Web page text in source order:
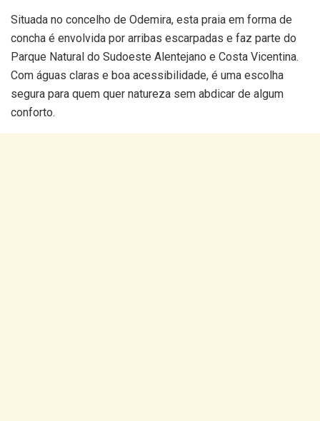
Situada no concelho de Odemira, esta praia em forma de
concha é envolvida por arribas escarpadas e faz parte do
Parque Natural do Sudoeste Alentejano e Costa Vicentina.
Com águas claras e boa acessibilidade, é uma escolha
segura para quem quer natureza sem abdicar de algum
conforto.